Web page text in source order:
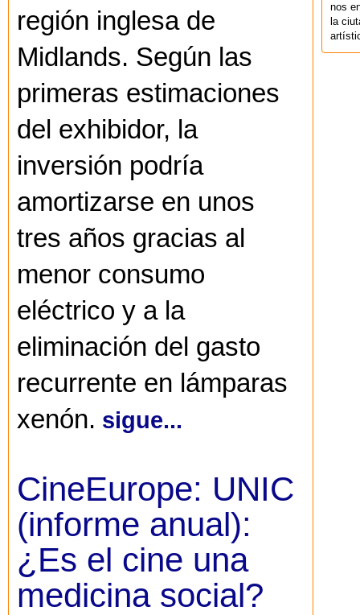
región inglesa de
Midlands. Según las
primeras estimaciones
del exhibidor, la
inversión podría
amortizarse en unos
tres años gracias al
menor consumo
eléctrico y a la
eliminación del gasto
recurrente en lámparas
xenón. sigue...
CineEurope: UNIC
(informe anual):
¿Es el cine una
medicina social?
nos
la